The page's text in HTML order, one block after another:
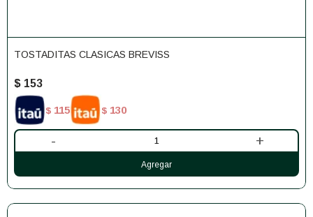
TOSTADITAS CLASICAS BREVISS
$ 153
$ 115 $ 130
- +